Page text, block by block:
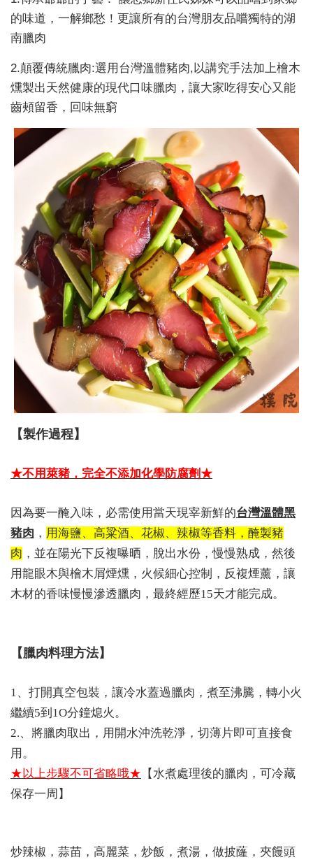
的味道，一解鄉愁！更讓所有的台灣朋友品嚐獨特的湖
南臘肉
2.顛覆傳統臘肉:選用台灣溫體豬肉,以講究手法加上檜木
燻製出天然健康的現代口味臘肉，讓大家吃得安心又能
齒頰留香，回味無窮
【製作過程】
★不用萊豬，完全不添加化學防腐劑★
因為要一醃入味，必需使用當天現宰新鮮的台灣溫體黑
豬肉 ， 用海鹽、高粱酒、花椒、辣椒等香料，醃製豬
肉 ，並在陽光下反複曝晒，脫出水份，慢慢熟成，然後
用龍眼木與檜木屑煙燻，火候細心控制，反複煙薰，讓
木材的香味慢慢滲透臘肉，最終經歷15天才能完成。
【臘肉料理方法】
1、打開真空包裝，讓冷水蓋過臘肉，煮至沸騰，轉小火
繼續5到1O分鐘熄火。
2.、將臘肉取出，用開水沖洗乾淨，切薄片即可直接食
用。
★以上步驟不可省略哦★ 【水煮處理後的臘肉，可冷藏
保存一周】
炒辣椒，蒜苗，高麗菜，炒飯，煮湯，做披蕯，夾饅頭